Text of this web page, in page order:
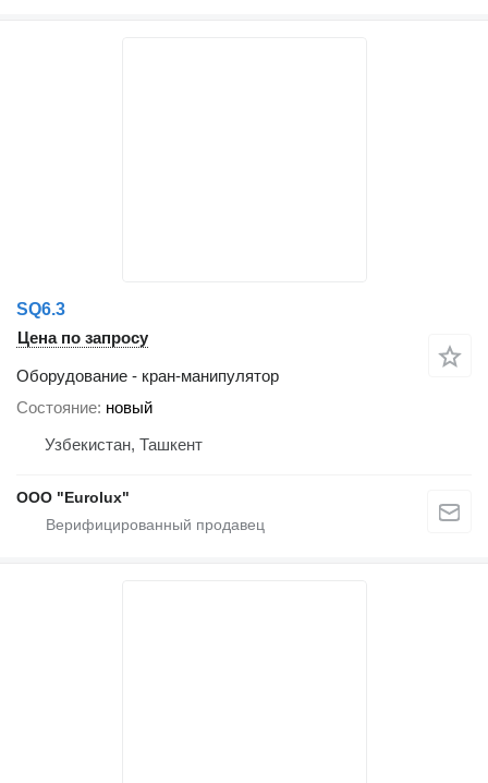
SQ6.3
Цена по запросу
Оборудование - кран-манипулятор
Состояние новый
Узбекистан, Ташкент
ООО "Eurolux"